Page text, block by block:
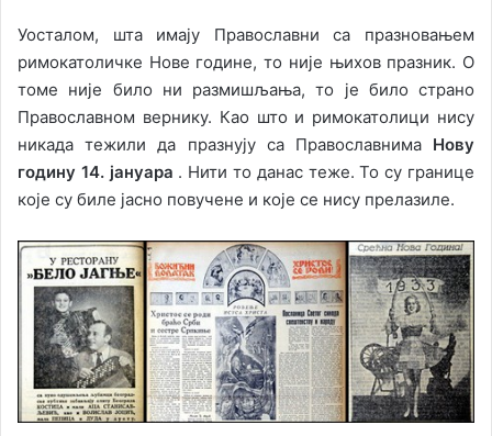
Уосталом, шта имају Православни са празновањем
римокатоличке Нове године, то није њихов празник. О
томе није било ни размишљања, то је било страно
Православном вернику. Као што и римокатолици нису
никада тежили да празнују са Православнима Нову
годину 14. јануара . Нити то данас теже. То су границе
које су биле јасно повучене и које се нису прелазиле.